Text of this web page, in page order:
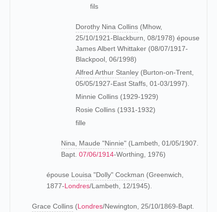
fils
Dorothy Nina Collins (Mhow,
25/10/1921-Blackburn, 08/1978) épouse
James Albert Whittaker (08/07/1917-
Blackpool, 06/1998)
Alfred Arthur Stanley (Burton-on-Trent,
05/05/1927-East Staffs, 01-03/1997).
Minnie Collins (1929-1929)
Rosie Collins (1931-1932)
fille
Nina, Maude "Ninnie" (Lambeth, 01/05/1907.
Bapt. 07/06/1914-Worthing, 1976)
épouse Louisa "Dolly" Cockman (Greenwich,
1877-Londres/Lambeth, 12/1945).
Grace Collins (Londres/Newington, 25/10/1869-Bapt.